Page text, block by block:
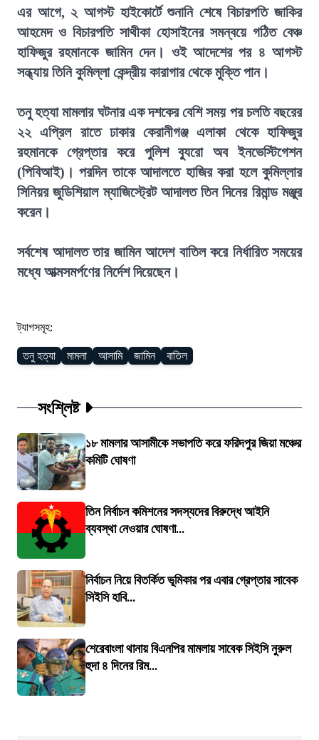
এর আগে, ২ আগস্ট হাইকোর্টে শুনানি শেষে বিচারপতি জাকির
আহমেদ ও বিচারপতি সাথীকা হোসাইনের সমন্বয়ে গঠিত বেঞ্চ
হাফিজুর রহমানকে জামিন দেন। ওই আদেশের পর ৪ আগস্ট
সন্ধ্যায় তিনি কুমিল্লা কেন্দ্রীয় কারাগার থেকে মুক্তি পান।
তনু হত্যা মামলার ঘটনার এক দশকের বেশি সময় পর চলতি বছরের
২২ এপ্রিল রাতে ঢাকার কেরানীগঞ্জ এলাকা থেকে হাফিজুর
রহমানকে গ্রেপ্তার করে পুলিশ ব্যুরো অব ইনভেস্টিগেশন
(পিবিআই)। পরদিন তাকে আদালতে হাজির করা হলে কুমিল্লার
সিনিয়র জুডিশিয়াল ম্যাজিস্ট্রেট আদালত তিন দিনের রিমান্ড মঞ্জুর
করেন।
সর্বশেষ আদালত তার জামিন আদেশ বাতিল করে নির্ধারিত সময়ের
মধ্যে আত্মসমর্পণের নির্দেশ দিয়েছেন।
ট্যাগসমূহ:
তনু হত্যা মামলা আসামি জামিন বাতিল
সংশ্লিষ্ট
১৮ মামলার আসামীকে সভাপতি করে ফরিদপুর জিয়া মঞ্চের
কমিটি ঘোষণা
তিন নির্বাচন কমিশনের সদস্যদের বিরুদ্ধে আইনি
ব্যবস্থা নেওয়ার ঘোষণা...
নির্বাচন নিয়ে বিতর্কিত ভূমিকার পর এবার গ্রেপ্তার সাবেক
সিইসি হাবি...
শেরেবাংলা থানায় বিএনপির মামলায় সাবেক সিইসি নুরুল
হুদা ৪ দিনের রিম...